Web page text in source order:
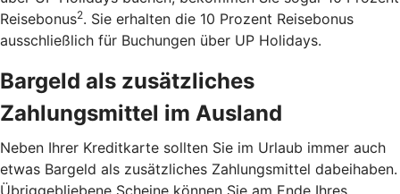
Reisebonus2. Sie erhalten die 10 Prozent Reisebonus
ausschließlich für Buchungen über UP Holidays.
Bargeld als zusätzliches
Zahlungsmittel im Ausland
Neben Ihrer Kreditkarte sollten Sie im Urlaub immer auch
etwas Bargeld als zusätzliches Zahlungsmittel dabeihaben.
Übriggebliebene Scheine können Sie am Ende Ihres